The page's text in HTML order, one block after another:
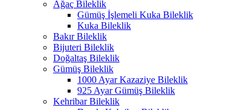
Ağaç Bileklik
Gümüş İşlemeli Kuka Bileklik
Kuka Bileklik
Bakır Bileklik
Bijuteri Bileklik
Doğaltaş Bileklik
Gümüş Bileklik
1000 Ayar Kazaziye Bileklik
925 Ayar Gümüş Bileklik
Kehribar Bileklik